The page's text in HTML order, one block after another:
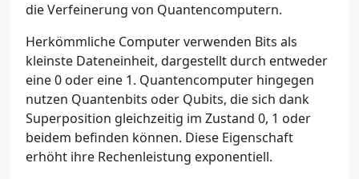
die Verfeinerung von Quantencomputern.
Herkömmliche Computer verwenden Bits als
kleinste Dateneinheit, dargestellt durch entweder
eine 0 oder eine 1. Quantencomputer hingegen
nutzen Quantenbits oder Qubits, die sich dank
Superposition gleichzeitig im Zustand 0, 1 oder
beidem befinden können. Diese Eigenschaft
erhöht ihre Rechenleistung exponentiell.